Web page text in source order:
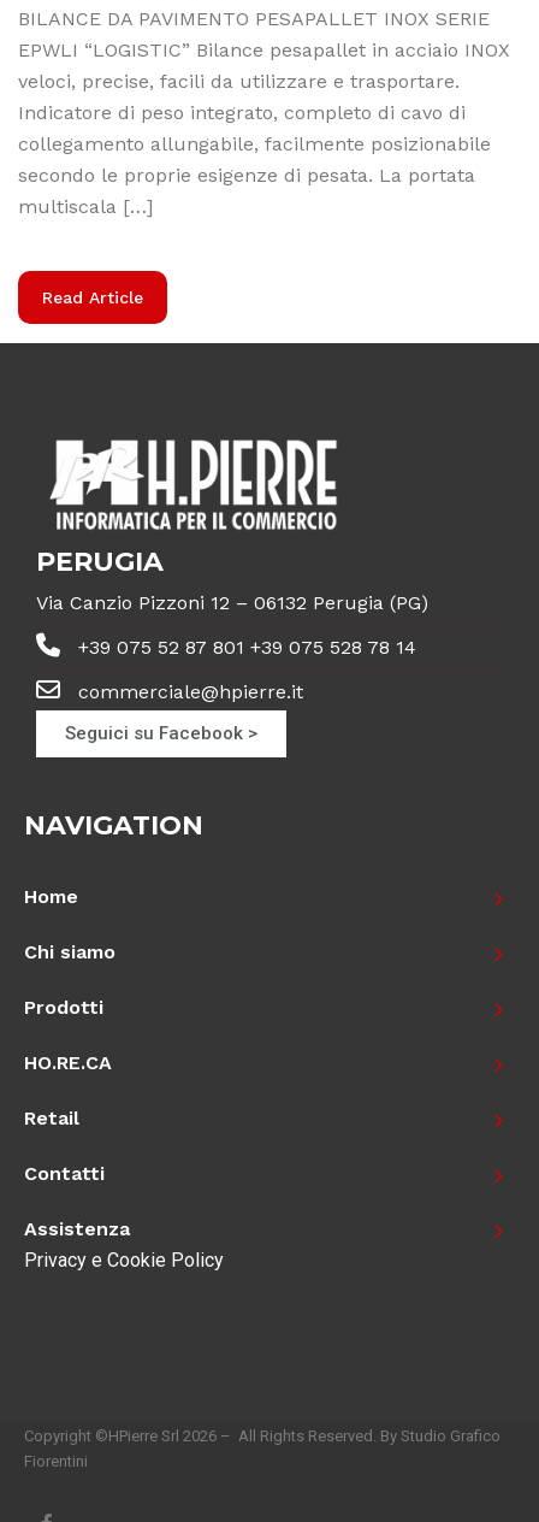
BILANCE DA PAVIMENTO PESAPALLET INOX SERIE
EPWLI “LOGISTIC” Bilance pesapallet in acciaio INOX
veloci, precise, facili da utilizzare e trasportare.
Indicatore di peso integrato, completo di cavo di
collegamento allungabile, facilmente posizionabile
secondo le proprie esigenze di pesata. La portata
multiscala […]
Read Article
PERUGIA
Via Canzio Pizzoni 12 – 06132 Perugia (PG)
+39 075 52 87 801 +39 075 528 78 14
commerciale@hpierre.it
Seguici su Facebook >
NAVIGATION
Home
Chi siamo
Prodotti
HO.RE.CA
Retail
Contatti
Assistenza
Privacy e Cookie Policy
Copyright ©HPierre Srl 2026 – All Rights Reserved. By Studio Grafico
Fiorentini